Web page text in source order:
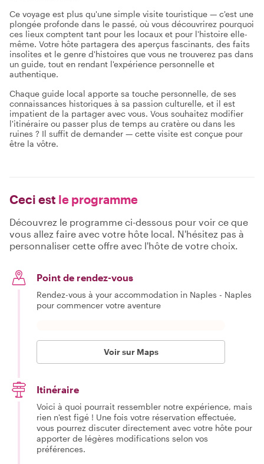
Ce voyage est plus qu'une simple visite touristique — c'est une
plongée profonde dans le passé, où vous découvrirez pourquoi
ces lieux comptent tant pour les locaux et pour l'histoire elle-
même. Votre hôte partagera des aperçus fascinants, des faits
insolites et le genre d'histoires que vous ne trouverez pas dans
un guide, tout en rendant l'expérience personnelle et
authentique.
Chaque guide local apporte sa touche personnelle, de ses
connaissances historiques à sa passion culturelle, et il est
impatient de la partager avec vous. Vous souhaitez modifier
l'itinéraire ou passer plus de temps au cratère ou dans les
ruines ? Il suffit de demander — cette visite est conçue pour
être la vôtre.
Ceci est le programme
Découvrez le programme ci-dessous pour voir ce que
vous allez faire avec votre hôte local. N'hésitez pas à
personnaliser cette offre avec l'hôte de votre choix.
Point de rendez-vous
Rendez-vous à your accommodation in Naples - Naples
pour commencer votre aventure
Voir sur Maps
Itinéraire
Voici à quoi pourrait ressembler notre expérience, mais
rien n'est figé ! Une fois votre réservation effectuée,
vous pourrez discuter directement avec votre hôte pour
apporter de légères modifications selon vos
préférences.